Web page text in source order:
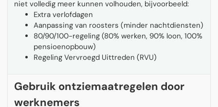
niet volledig meer kunnen volhouden, bijvoorbeeld:
Extra verlofdagen
Aanpassing van roosters (minder nachtdiensten)
80/90/100-regeling (80% werken, 90% loon, 100%
pensioenopbouw)
Regeling Vervroegd Uittreden (RVU)
Gebruik ontziemaatregelen door
werknemers